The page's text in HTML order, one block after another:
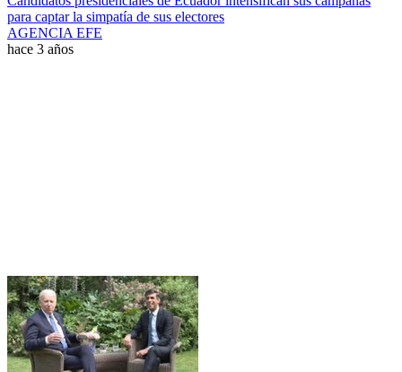
para captar la simpatía de sus electores
AGENCIA EFE
hace 3 años